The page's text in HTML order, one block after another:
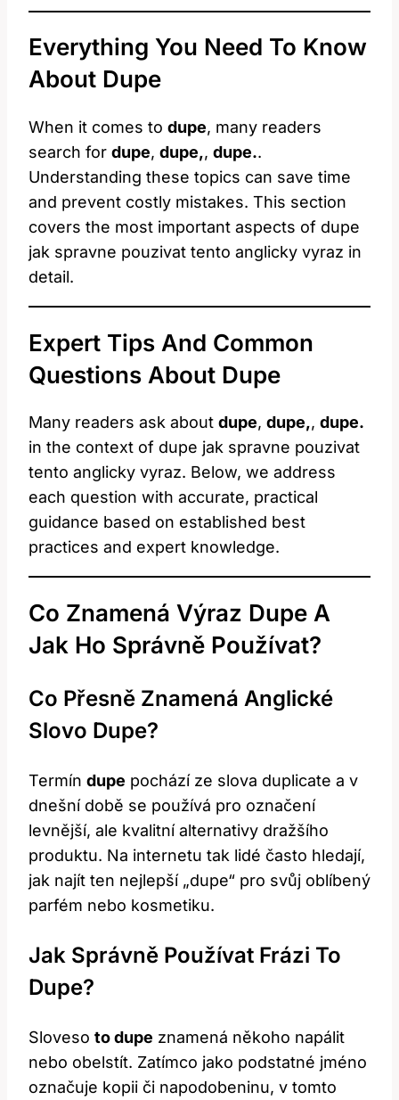
Everything You Need To Know
About Dupe
When it comes to dupe, many readers
search for dupe, dupe,, dupe..
Understanding these topics can save time
and prevent costly mistakes. This section
covers the most important aspects of dupe
jak spravne pouzivat tento anglicky vyraz in
detail.
Expert Tips And Common
Questions About Dupe
Many readers ask about dupe, dupe,, dupe.
in the context of dupe jak spravne pouzivat
tento anglicky vyraz. Below, we address
each question with accurate, practical
guidance based on established best
practices and expert knowledge.
Co Znamená Výraz Dupe A
Jak Ho Správně Používat?
Co Přesně Znamená Anglické
Slovo Dupe?
Termín dupe pochází ze slova duplicate a v
dnešní době se používá pro označení
levnější, ale kvalitní alternativy dražšího
produktu. Na internetu tak lidé často hledají,
jak najít ten nejlepší „dupe“ pro svůj oblíbený
parfém nebo kosmetiku.
Jak Správně Používat Frázi To
Dupe?
Sloveso to dupe znamená někoho napálit
nebo obelstít. Zatímco jako podstatné jméno
označuje kopii či napodobeninu, v tomto